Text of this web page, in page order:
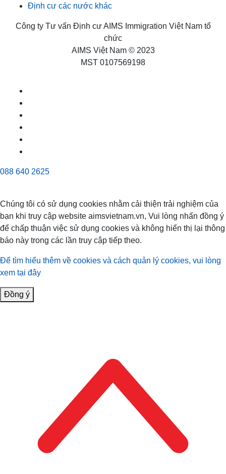
Định cư các nước khác
Công ty Tư vấn Định cư AIMS Immigration Việt Nam tổ
chức
AIMS Việt Nam © 2023
MST 0107569198
088 640 2625
Chúng tôi có sử dụng cookies nhằm cải thiện trải nghiệm của
bạn khi truy cập website aimsvietnam.vn, Vui lòng nhấn đồng ý
để chấp thuận việc sử dụng cookies và không hiển thị lại thông
báo này trong các lần truy cập tiếp theo.
Để tìm hiểu thêm về cookies và cách quản lý cookies, vui lòng
xem tại đây
Đồng ý